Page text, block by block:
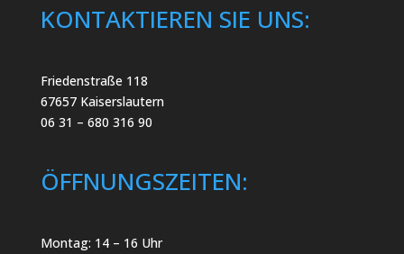
KONTAKTIEREN SIE UNS:
Friedenstraße 118
67657 Kaiserslautern
06 31 – 680 316 90
ÖFFNUNGSZEITEN:
Montag: 14 – 16 Uhr